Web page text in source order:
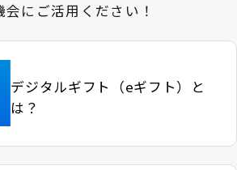
にご活用ください！
デジタルギフト（eギフト）と
は？